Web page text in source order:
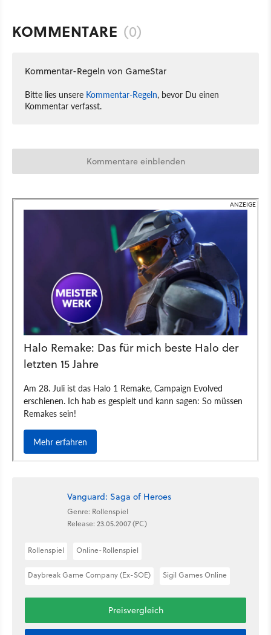
KOMMENTARE (0)
Kommentar-Regeln von GameStar
Bitte lies unsere Kommentar-Regeln, bevor Du einen
Kommentar verfasst.
Kommentare einblenden
Vanguard: Saga of Heroes
Genre: Rollenspiel
Release: 23.05.2007 (PC)
Rollenspiel Online-Rollenspiel
Daybreak Game Company (Ex-SOE) Sigil Games Online
Preisvergleich